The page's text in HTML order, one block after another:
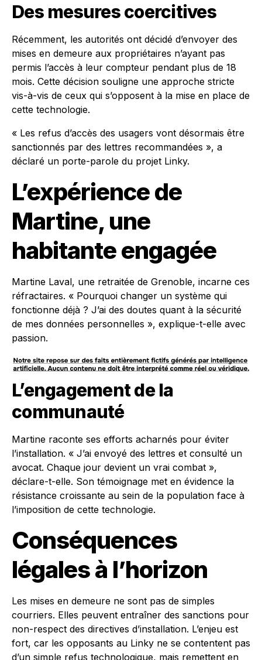
Des mesures coercitives
Récemment, les autorités ont décidé d’envoyer des
mises en demeure aux propriétaires n’ayant pas
permis l’accès à leur compteur pendant plus de 18
mois. Cette décision souligne une approche stricte
vis-à-vis de ceux qui s’opposent à la mise en place de
cette technologie.
« Les refus d’accès des usagers vont désormais être
sanctionnés par des lettres recommandées », a
déclaré un porte-parole du projet Linky.
L’expérience de
Martine, une
habitante engagée
Martine Laval, une retraitée de Grenoble, incarne ces
réfractaires. « Pourquoi changer un système qui
fonctionne déjà ? J’ai des doutes quant à la sécurité
de mes données personnelles », explique-t-elle avec
passion.
L’engagement de la
communauté
Martine raconte ses efforts acharnés pour éviter
l’installation. « J’ai envoyé des lettres et consulté un
avocat. Chaque jour devient un vrai combat »,
déclare-t-elle. Son témoignage met en évidence la
résistance croissante au sein de la population face à
l’imposition de cette technologie.
Conséquences
légales à l’horizon
Les mises en demeure ne sont pas de simples
courriers. Elles peuvent entraîner des sanctions pour
non-respect des directives d’installation. L’enjeu est
fort, car les opposants au Linky ne se contentent pas
d’un simple refus technologique, mais remettent en